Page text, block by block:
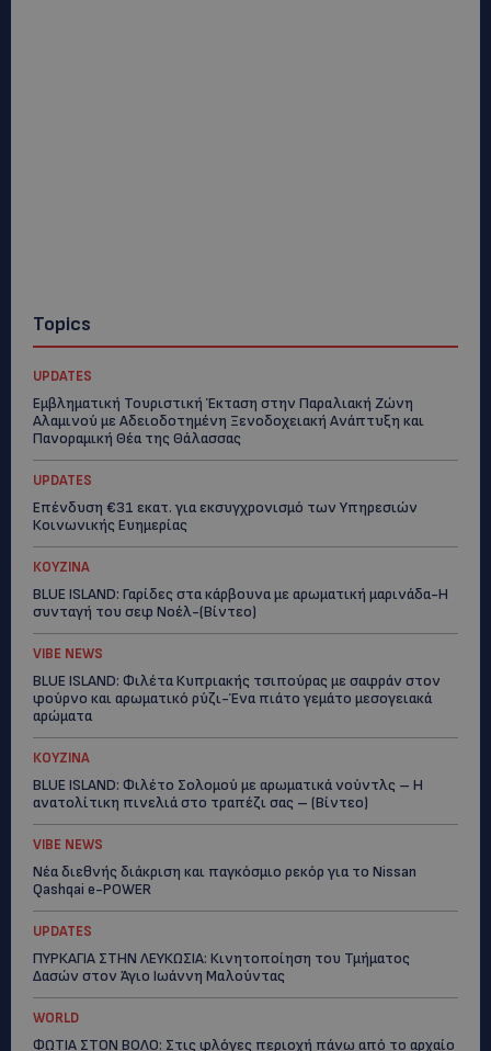
Topics
UPDATES
Εμβληματική Τουριστική Έκταση στην Παραλιακή Ζώνη
Αλαμινού με Αδειοδοτημένη Ξενοδοχειακή Ανάπτυξη και
Πανοραμική Θέα της Θάλασσας
UPDATES
Επένδυση €31 εκατ. για εκσυγχρονισμό των Υπηρεσιών
Κοινωνικής Ευημερίας
ΚΟΥΖΙΝΑ
BLUE ISLAND: Γαρίδες στα κάρβουνα με αρωματική μαρινάδα-Η
συνταγή του σεφ Νοέλ-(Βίντεο)
VIBE NEWS
BLUE ISLAND: Φιλέτα Κυπριακής τσιπούρας με σαφράν στον
φούρνο και αρωματικό ρύζι-Ένα πιάτο γεμάτο μεσογειακά
αρώματα
ΚΟΥΖΙΝΑ
BLUE ISLAND: Φιλέτο Σολομού με αρωματικά νούντλς – Η
ανατολίτικη πινελιά στο τραπέζι σας – (Βίντεο)
VIBE NEWS
Νέα διεθνής διάκριση και παγκόσμιο ρεκόρ για το Nissan
Qashqai e-POWER
UPDATES
ΠΥΡΚΑΓΙΑ ΣΤΗΝ ΛΕΥΚΩΣΙΑ: Κινητοποίηση του Τμήματος
Δασών στον Άγιο Ιωάννη Μαλούντας
WORLD
ΦΩΤΙΑ ΣΤΟΝ ΒΟΛΟ: Στις φλόγες περιοχή πάνω από το αρχαίο